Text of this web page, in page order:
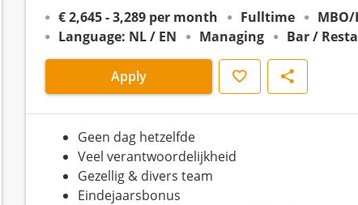
€ 2,645 - 3,289 per month
Fulltime MBO/
Language: NL / EN
Managing Bar /
Apply Save Share
Geen dag hetzelfde
Veel verantwoordelijkheid
Gezellig & divers team
Eindejaarsbonus